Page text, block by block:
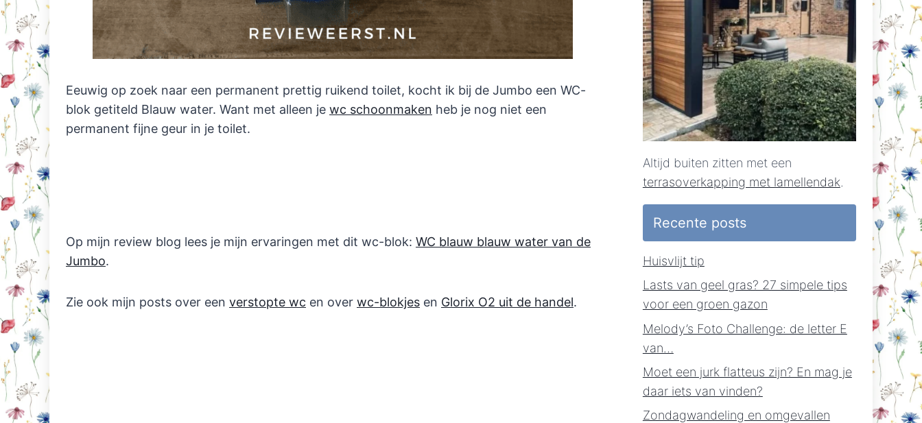
Eeuwig op zoek naar een permanent prettig ruikend toilet, kocht ik bij de Jumbo een WC-
blok getiteld Blauw water. Want met alleen je wc schoonmaken heb je nog niet een
permanent fijne geur in je toilet.
Op mijn review blog lees je mijn ervaringen met dit wc-blok: WC blauw blauw water van de
Jumbo.
Zie ook mijn posts over een verstopte wc en over wc-blokjes en Glorix O2 uit de handel.
Altijd buiten zitten met een
terrasoverkapping met lamellendak.
Recente posts
Huisvlijt tip
Lasts van geel gras? 27 simpele tips
voor een groen gazon
Melody’s Foto Challenge: de letter E
van…
Moet een jurk flatteus zijn? En mag je
daar iets van vinden?
Zondagwandeling en omgevallen